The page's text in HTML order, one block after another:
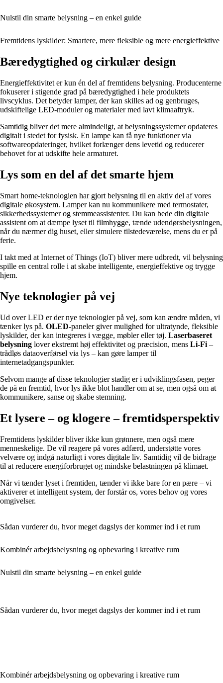
Nulstil din smarte belysning – en enkel guide
Fremtidens lyskilder: Smartere, mere fleksible og mere energieffektive
Bæredygtighed og cirkulær design
Energieffektivitet er kun én del af fremtidens belysning. Producenterne
fokuserer i stigende grad på bæredygtighed i hele produktets
livscyklus. Det betyder lamper, der kan skilles ad og genbruges,
udskiftelige LED-moduler og materialer med lavt klimaaftryk.
Samtidig bliver det mere almindeligt, at belysningssystemer opdateres
digitalt i stedet for fysisk. En lampe kan få nye funktioner via
softwareopdateringer, hvilket forlænger dens levetid og reducerer
behovet for at udskifte hele armaturet.
Lys som en del af det smarte hjem
Smart home-teknologien har gjort belysning til en aktiv del af vores
digitale økosystem. Lamper kan nu kommunikere med termostater,
sikkerhedssystemer og stemmeassistenter. Du kan bede din digitale
assistent om at dæmpe lyset til filmhygge, tænde udendørsbelysningen,
når du nærmer dig huset, eller simulere tilstedeværelse, mens du er på
ferie.
I takt med at Internet of Things (IoT) bliver mere udbredt, vil belysning
spille en central rolle i at skabe intelligente, energieffektive og trygge
hjem.
Nye teknologier på vej
Ud over LED er der nye teknologier på vej, som kan ændre måden, vi
tænker lys på. OLED-paneler giver mulighed for ultratynde, fleksible
lyskilder, der kan integreres i vægge, møbler eller tøj. Laserbaseret
belysning lover ekstremt høj effektivitet og præcision, mens Li-Fi –
trådløs dataoverførsel via lys – kan gøre lamper til
internetadgangspunkter.
Selvom mange af disse teknologier stadig er i udviklingsfasen, peger
de på en fremtid, hvor lys ikke blot handler om at se, men også om at
kommunikere, sanse og skabe stemning.
Et lysere – og klogere – fremtidsperspektiv
Fremtidens lyskilder bliver ikke kun grønnere, men også mere
menneskelige. De vil reagere på vores adfærd, understøtte vores
velvære og indgå naturligt i vores digitale liv. Samtidig vil de bidrage
til at reducere energiforbruget og mindske belastningen på klimaet.
Når vi tænder lyset i fremtiden, tænder vi ikke bare for en pære – vi
aktiverer et intelligent system, der forstår os, vores behov og vores
omgivelser.
Sådan vurderer du, hvor meget dagslys der kommer ind i et rum
Kombinér arbejdsbelysning og opbevaring i kreative rum
Nulstil din smarte belysning – en enkel guide
Sådan vurderer du, hvor meget dagslys der kommer ind i et rum
Kombinér arbejdsbelysning og opbevaring i kreative rum